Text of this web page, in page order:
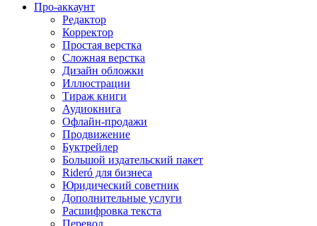
Про-аккаунт
Редактор
Корректор
Простая верстка
Сложная верстка
Дизайн обложки
Иллюстрации
Тираж книги
Аудиокнига
Офлайн-продажи
Продвижение
Буктрейлер
Большой издательский пакет
Rideró для бизнеса
Юридический советник
Дополнительные услуги
Расшифровка текста
Перевод